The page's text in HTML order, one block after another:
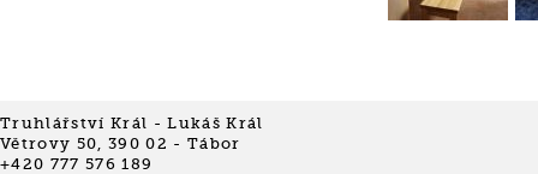
Truhlářství Král - Lukáš Král
Větrovy 50, 390 02 - Tábor
+420 777 576 189